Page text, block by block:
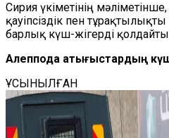
Сирия үкіметінің
қауіпсіздік пен
барлық күш-жігерді
Алеппода қақтығыстардың
ҰСЫНЫЛҒАН